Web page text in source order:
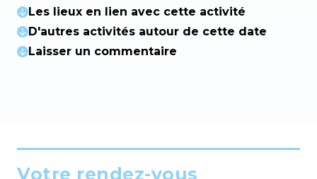
Les lieux en lien avec cette activité
D'autres activités autour de cette date
Laisser un commentaire
Votre rendez-vous